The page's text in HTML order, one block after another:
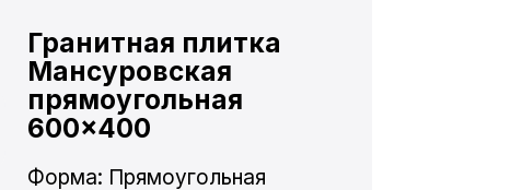
Гранитная плитка
Мансуровская
прямоугольная
600×400
Форма: Прямоугольная